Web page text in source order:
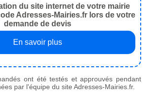
du site internet de votre mairie
Adresses-Mairies.fr lors de votre
demande de devis
En savoir plus
ont été testés et approuvés pendant
par l'équipe du site Adresses-Mairies.fr.